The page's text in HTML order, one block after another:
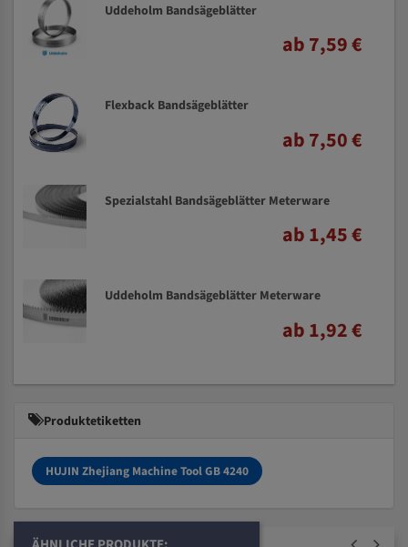
Uddeholm Bandsägeblätter
ab 7,59 €
Flexback Bandsägeblätter
ab 7,50 €
Spezialstahl Bandsägeblätter Meterware
ab 1,45 €
Uddeholm Bandsägeblätter Meterware
ab 1,92 €
Produktetiketten
HUJIN Zhejiang Machine Tool GB 4240